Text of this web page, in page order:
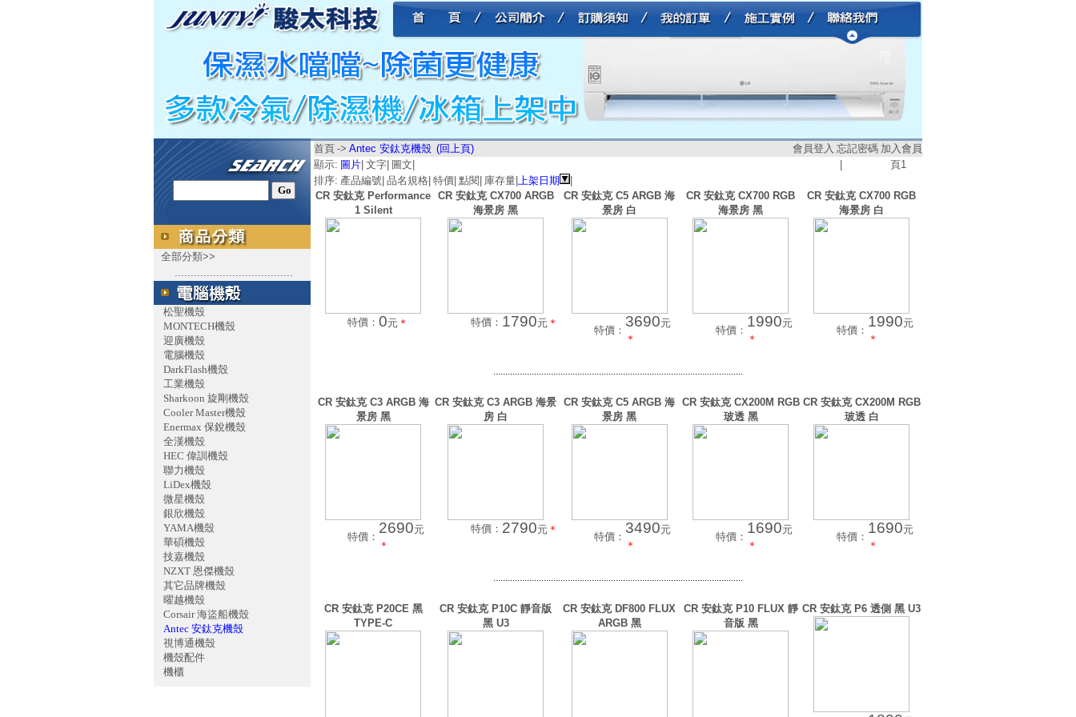
全部分類>>
.....................................
松聖機殼
MONTECH機殼
迎廣機殼
電腦機殼
DarkFlash機殼
工業機殼
Sharkoon 旋剛機殼
Cooler Master機殼
Enermax 保銳機殼
全漢機殼
HEC 偉訓機殼
聯力機殼
LiDex機殼
微星機殼
銀欣機殼
YAMA機殼
華碩機殼
技嘉機殼
NZXT 恩傑機殼
其它品牌機殼
曜越機殼
Corsair 海盜船機殼
Antec 安鈦克機殼
視博通機殼
機殼配件
機櫃
首頁 -> Antec 安鈦克機殼 (回上頁) 會員登入 忘記密碼 加入會員
顯示: 圖片 文字 圖文 頁1
排序: 產品編號 品名規格 特價 點閱 庫存量 上架日期
CR 安鈦克 Performance
1 Silent
特價： 0元 ＊
CR 安鈦克 CX700 ARGB
海景房 黑
特價： 1790元 ＊
CR 安鈦克 C5 ARGB 海
景房 白
特價：
3690元
＊
CR 安鈦克 CX700 RGB
海景房 黑
特價：
1990元
＊
CR 安鈦克 CX700 RGB
海景房 白
特價：
1990元
＊
........................................................................................................
CR 安鈦克 C3 ARGB 海
景房 黑
特價：
2690元
＊
CR 安鈦克 C3 ARGB 海景
房 白
特價： 2790元 ＊
CR 安鈦克 C5 ARGB 海
景房 黑
特價：
3490元
＊
CR 安鈦克 CX200M RGB
玻透 黑
特價：
1690元
＊
CR 安鈦克 CX200M RGB
玻透 白
特價：
1690元
＊
........................................................................................................
CR 安鈦克 P20CE 黑
TYPE-C
CR 安鈦克 P10C 靜音版
黑 U3
CR 安鈦克 DF800 FLUX
ARGB 黑
CR 安鈦克 P10 FLUX 靜
音版 黑
CR 安鈦克 P6 透側 黑 U3